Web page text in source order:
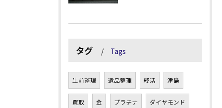
タグ Tags
生前整理 遺品整理 終活 津島
買取 金 プラチナ ダイヤモンド